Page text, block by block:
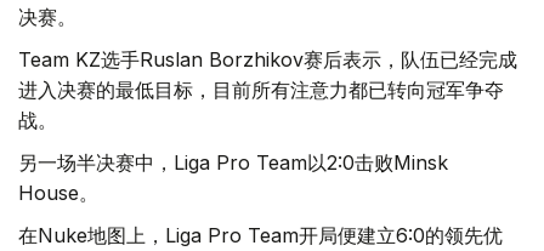
决赛。
Team KZ选手Ruslan Borzhikov赛后表示，队伍已经完成
进入决赛的最低目标，目前所有注意力都已转向冠军争夺
战。
另一场半决赛中，Liga Pro Team以2:0击败Minsk
House。
在Nuke地图上，Liga Pro Team开局便建立6:0的领先优